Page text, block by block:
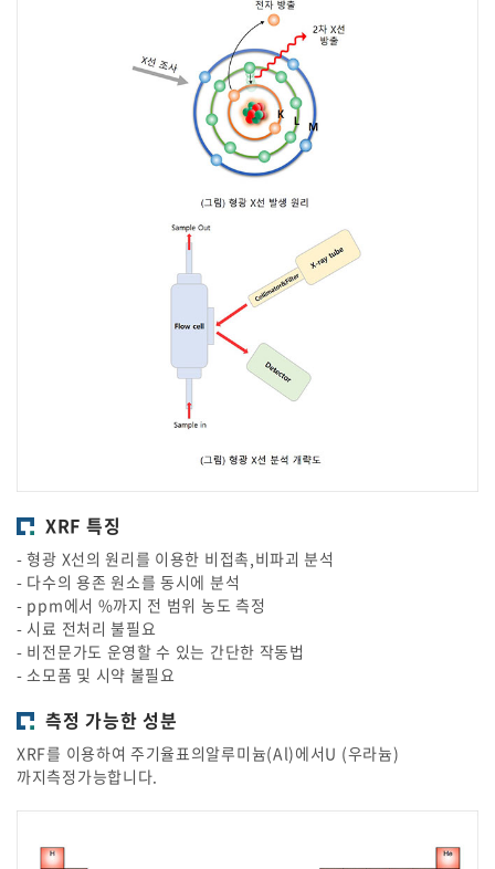
XRF 특징
- 형광 X선의 원리를 이용한 비접촉,비파괴 분석
- 다수의 용존 원소를 동시에 분석
- ppm에서 %까지 전 범위 농도 측정
- 시료 전처리 불필요
- 비전문가도 운영할 수 있는 간단한 작동법
- 소모품 및 시약 불필요
측정 가능한 성분
XRF를 이용하여 주기율표의알루미늄(Al)에서U (우라늄)
까지측정가능합니다.